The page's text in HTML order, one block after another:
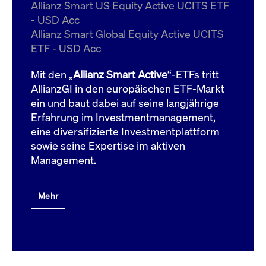
Allianz Smart US Equity Active UCITS ETF
- USD Acc
Allianz Smart Global Equity Active UCITS
ETF - USD Acc
Mit den „Allianz Smart Active“-ETFs tritt
AllianzGI in den europäischen ETF-Markt
ein und baut dabei auf seine langjährige
Erfahrung im Investmentmanagement,
eine diversifizierte Investmentplattform
sowie seine Expertise im aktiven
Management.
Mehr
ApplicationGatewayAffinityCORS
boerse.com
Domain
bis